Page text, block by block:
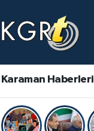
Karaman Haberleri